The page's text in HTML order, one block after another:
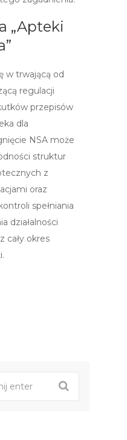
„Apteki
w trwającą od
regulacji
przepisów
dla
NSA może
struktur
z
oraz
spełniania
działalności
cały okres